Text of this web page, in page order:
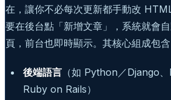
在，讓你不必每次更新都手動改
要在後台點「新增文章」，系統就會
頁，前台也即時顯示。其核心組成包含
後端語言（如 Python／Django、
Ruby on Rails）